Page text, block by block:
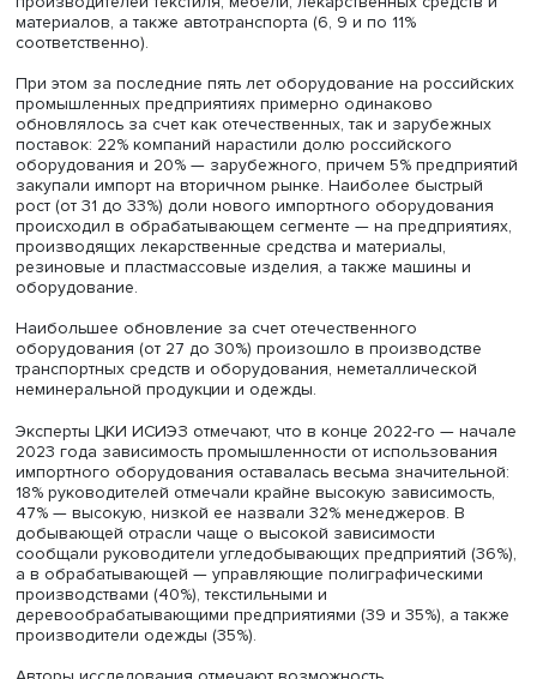
Авторы обзора отмечают, что повышенная
конкурентоспособном отечественном оборудовании
промышленных предприятий. Наилучшая ситуация — в
добычи нефти и природного газа, где его доля
90%. В обрабатывающей промышленности о наличии
сопоставимого с зарубежным нового отечественного
оборудования чаще говорили руководители
производству химических веществ и химических
35%, транспортных средств и оборудования — 30%.
Минимальная доля отечественного оборудования
производителей текстиля, мебели, лекарственных
материалов, а также автотранспорта (6, 9 и по 11%
соответственно).